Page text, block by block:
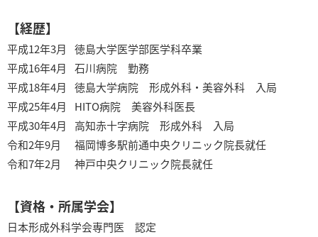
【経歴】
平成12年3月
徳島大学医学部医学科卒業
平成16年4月
石川病院 勤務
平成18年4月
徳島大学病院 形成外科・美容外科 入局
平成25年4月
HITO病院 美容外科医長
平成30年4月
高知赤十字病院 形成外科 入局
令和2年9月
福岡博多駅前通中央クリニック院長就任
令和7年2月
神戸中央クリニック院長就任
【資格・所属学会】
日本形成外科学会専門医 認定